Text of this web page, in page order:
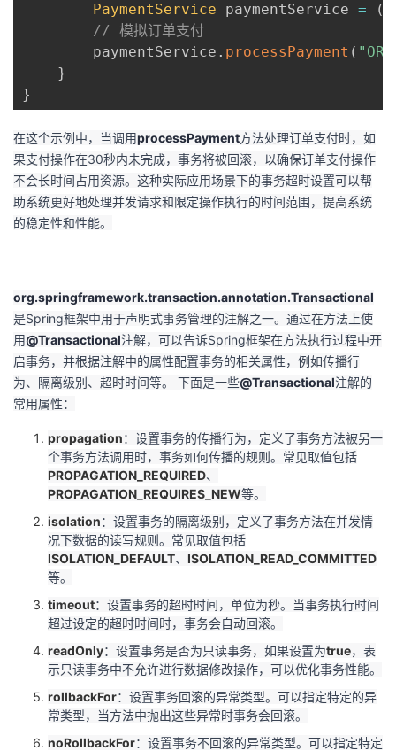
PaymentService paymentService = (
// 模拟订单支付
        paymentService
. processPayment (
}
}
在这个示例中，当调用processPayment方法处理订单支付时，如
果支付操作在30秒内未完成，事务将被回滚，以确保订单支付操作
不会长时间占用资源。这种实际应用场景下的事务超时设置可以帮
助系统更好地处理并发请求和限定操作执行的时间范围，提高系统
的稳定性和性能。
org.springframework.transaction.annotation.Transactional
是Spring框架中用于声明式事务管理的注解之一。通过在方法上使
用@Transactional注解，可以告诉Spring框架在方法执行过程中开
启事务，并根据注解中的属性配置事务的相关属性，例如传播行
为、隔离级别、超时时间等。 下面是一些@Transactional注解的
常用属性：
propagation：设置事务的传播行为，定义了事务方法被另一
个事务方法调用时，事务如何传播的规则。常见取值包括
PROPAGATION_REQUIRED、
PROPAGATION_REQUIRES_NEW等。
isolation：设置事务的隔离级别，定义了事务方法在并发情
况下数据的读写规则。常见取值包括
ISOLATION_DEFAULT、 ISOLATION_READ_COMMITTED
等。
timeout：设置事务的超时时间，单位为秒。当事务执行时间
超过设定的超时时间时，事务会自动回滚。
readOnly：设置事务是否为只读事务，如果设置为true，表
示只读事务中不允许进行数据修改操作，可以优化事务性能。
rollbackFor：设置事务回滚的异常类型。可以指定特定的异
常类型，当方法中抛出这些异常时事务会回滚。
noRollbackFor：设置事务不回滚的异常类型。可以指定特定